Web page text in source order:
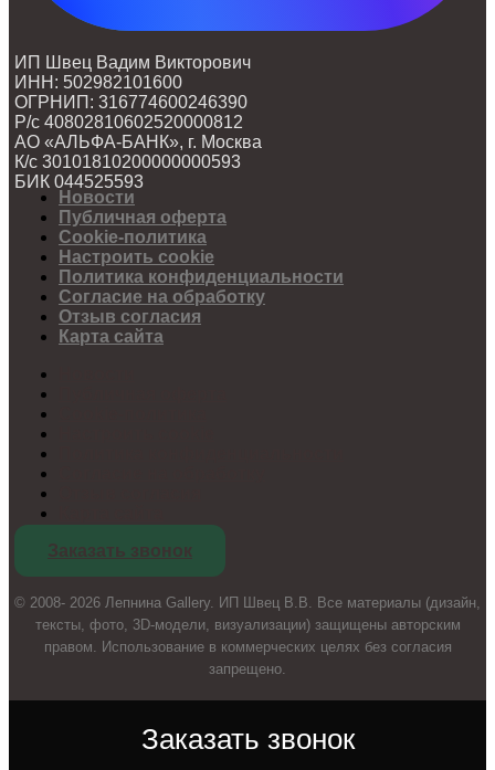
ИП Швец Вадим Викторович
ИНН: 502982101600
ОГРНИП: 316774600246390
Р/с 40802810602520000812
АО «АЛЬФА-БАНК», г. Москва
К/с 30101810200000000593
БИК 044525593
Новости
Публичная оферта
Cookie-политика
Настроить cookie
Политика конфиденциальности
Согласие на обработку
Отзыв согласия
Карта сайта
Заказать звонок
© 2008- 2026 Лепнина Gallery. ИП Швец В.В. Все материалы (дизайн,
тексты, фото, 3D-модели, визуализации) защищены авторским
правом. Использование в коммерческих целях без согласия
запрещено.
Заказать звонок